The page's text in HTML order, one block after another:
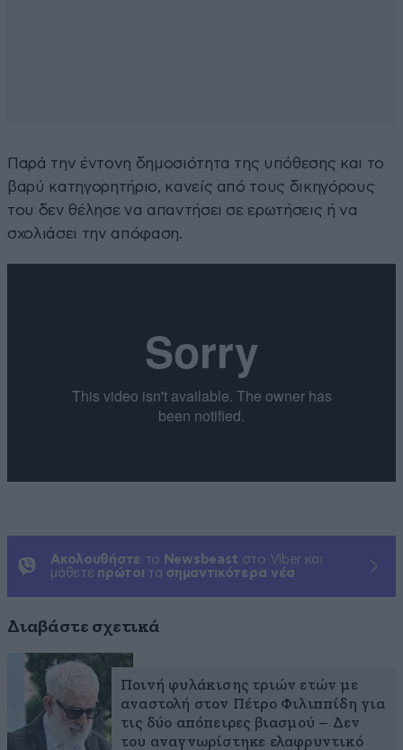
Παρά την έντονη δημοσιότητα της υπόθεσης και το
βαρύ κατηγορητήριο, κανείς από τους δικηγόρους
του δεν θέλησε να απαντήσει σε ερωτήσεις ή να
σχολιάσει την απόφαση.
Ακολουθήστε το Newsbeast στο Viber και
μάθετε πρώτοι τα σημαντικότερα νέα
Διαβάστε σχετικά
Ποινή φυλάκισης τριών ετών με
αναστολή στον Πέτρο Φιλιππίδη για
τις δύο απόπειρες βιασμού – Δεν
του αναγνωρίστηκε ελαφρυντικό